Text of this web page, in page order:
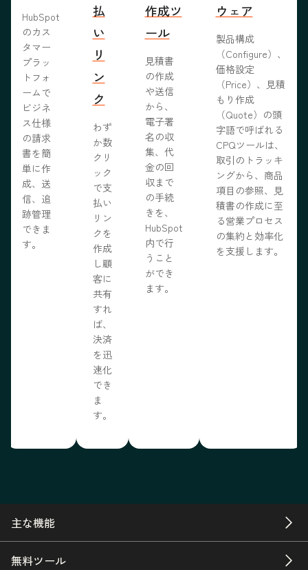
HubSpot
のカス
タマー
プラッ
トフォ
ームで
ビジネ
ス仕様
の請求
書を簡
単に作
成、送
信、追
跡管理
できま
す。
払
い
リ
ン
ク
わず
か数
クリ
ック
で支
払い
リン
クを
作成
し顧
客に
共有
すれ
ば、
決済
を迅
速化
でき
ま
す。
作成ツ
ール
見積書
の作成
や送信
から、
電子署
名の収
集、代
金の回
収まで
の手続
きを、
HubSpot
内で行
うこと
ができ
ます。
ウェア
製品構成
（Configure）、
価格設定
（Price）、見積
もり作成
（Quote）の頭
字語で呼ばれる
CPQツールは、
取引のトラッキ
ングから、商品
項目の参照、見
積書の作成に至
る営業プロセス
の集約と効率化
を支援します。
主な機能
無料ツール